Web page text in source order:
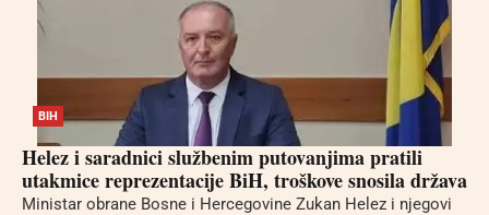
BIH
Helez i saradnici službenim putovanjima pratili
utakmice reprezentacije BiH, troškove snosila država
Ministar obrane Bosne i Hercegovine Zukan Helez i njegovi